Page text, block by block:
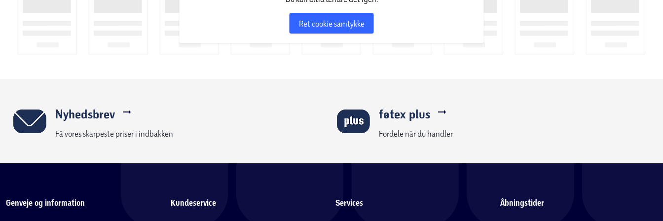
Ret cookie samtykke
Nyhedsbrev
Få vores skarpeste priser i indbakken
føtex plus
Fordele når du handler
Genveje og information Kundeservice Services Åbningstider